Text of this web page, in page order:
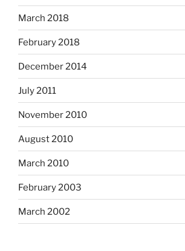
March 2018
February 2018
December 2014
July 2011
November 2010
August 2010
March 2010
February 2003
March 2002